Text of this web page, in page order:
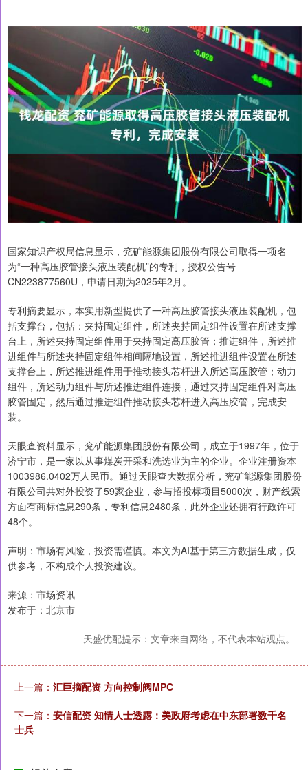
国家知识产权局信息显示，兖矿能源集团股份有限公司取得一项名
为“一种高压胶管接头液压装配机”的专利，授权公告号
CN223877560U，申请日期为2025年2月。
专利摘要显示，本实用新型提供了一种高压胶管接头液压装配机，包
括支撑台，包括：夹持固定组件，所述夹持固定组件设置在所述支撑
台上，所述夹持固定组件用于夹持固定高压胶管；推进组件，所述推
进组件与所述夹持固定组件相间隔地设置，所述推进组件设置在所述
支撑台上，所述推进组件用于推动接头芯杆进入所述高压胶管；动力
组件，所述动力组件与所述推进组件连接，通过夹持固定组件对高压
胶管固定，然后通过推进组件推动接头芯杆进入高压胶管，完成安
装。
天眼查资料显示，兖矿能源集团股份有限公司，成立于1997年，位于
济宁市，是一家以从事煤炭开采和洗选业为主的企业。企业注册资本
1003986.0402万人民币。通过天眼查大数据分析，兖矿能源集团股份
有限公司共对外投资了59家企业，参与招投标项目5000次，财产线索
方面有商标信息290条，专利信息2480条，此外企业还拥有行政许可
48个。
声明：市场有风险，投资需谨慎。本文为AI基于第三方数据生成，仅
供参考，不构成个人投资建议。
来源：市场资讯
发布于：北京市
天盛优配提示：文章来自网络，不代表本站观点。
上一篇： 汇巨摘配资 方向控制阀MPC
下一篇： 安信配资 知情人士透露：美政府考虑在中东部署数千名
士兵